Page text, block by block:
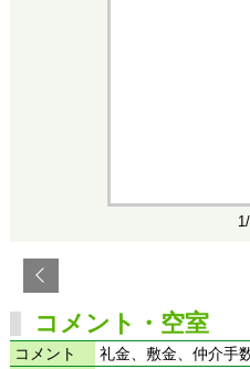
コメント・空室
コメント
礼金、敷金、仲介手